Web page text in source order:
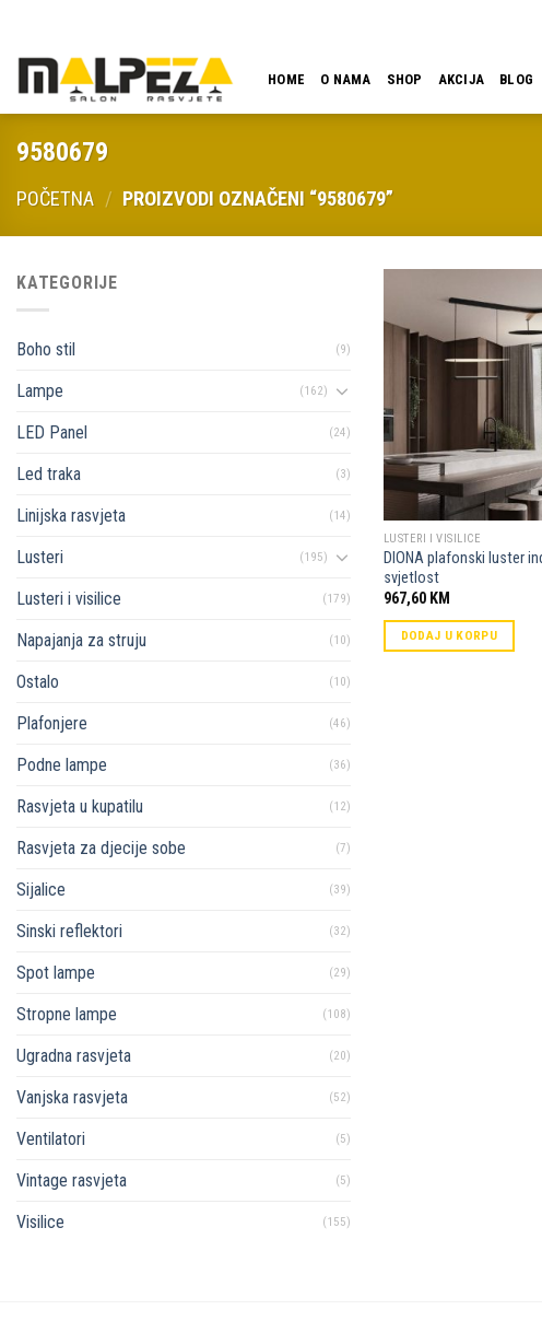
content
HOME O NAMA SHOP AKCIJA BLOG
9580679
POČETNA / PROIZVODI OZNAČENI “9580679”
KATEGORIJE
Boho stil (9)
Lampe (162)
LED Panel (24)
Led traka (3)
Linijska rasvjeta (14)
Lusteri (195)
Lusteri i visilice (179)
Napajanja za struju (10)
Ostalo (10)
Plafonjere (46)
Podne lampe (36)
Rasvjeta u kupatilu (12)
Rasvjeta za djecije sobe (7)
Sijalice (39)
Sinski reflektori (32)
Spot lampe (29)
Stropne lampe (108)
Ugradna rasvjeta (20)
Vanjska rasvjeta (52)
Ventilatori (5)
Vintage rasvjeta (5)
Visilice (155)
LUSTERI I VISILICE
DIONA plafonski luster
svjetlost
967,60 KM
DODAJ U KORPU